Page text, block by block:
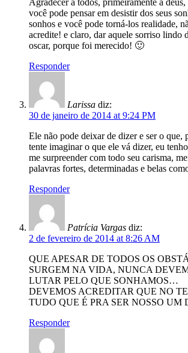
você pode pensar em desistir dos seus
sonhos e você pode torná-los realidade,
acredite! e claro, dar aquele sorriso lindo
oscar, porque foi merecido! 🙂
Responder
Larissa diz:
30 de janeiro de 2014 at 9:24 PM
Ele não pode deixar de dizer e ser o que,
tente imaginar o que ele vá dizer, eu
me surpreender com todo seu carisma,
palavras fortes, determinadas e belas
Responder
Patrícia Vargas diz:
2 de fevereiro de 2014 at 8:26 AM
QUE APESAR DE TODOS OS
SURGEM NA VIDA, NUNCA
LUTAR PELO QUE SONHAMOS…
DEVEMOS ACREDITAR QUE NO
TUDO QUE É PRA SER NOSSO UM
Responder